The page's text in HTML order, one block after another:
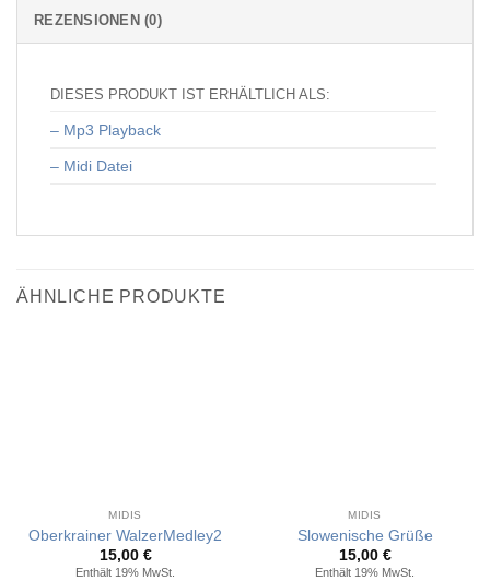
REZENSIONEN (0)
DIESES PRODUKT IST ERHÄLTLICH ALS:
– Mp3 Playback
– Midi Datei
ÄHNLICHE PRODUKTE
MIDIS
Oberkrainer WalzerMedley2
15,00 €
Enthält 19% MwSt.
MIDIS
Slowenische Grüße
15,00 €
Enthält 19% MwSt.